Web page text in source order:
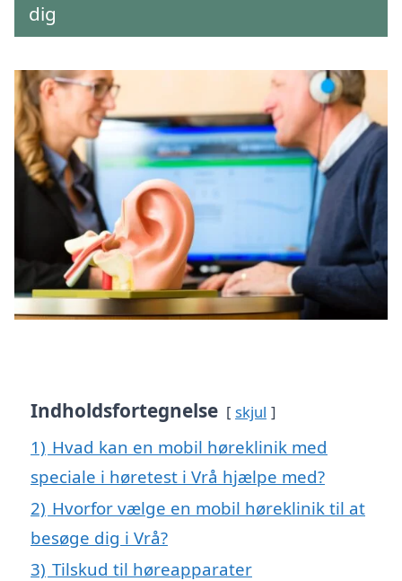
dig
Indholdsfortegnelse skjul
1) Hvad kan en mobil høreklinik med
speciale i høretest i Vrå hjælpe med?
2) Hvorfor vælge en mobil høreklinik til at
besøge dig i Vrå?
3) Tilskud til høreapparater